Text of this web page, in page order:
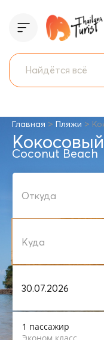
Главная>Пляжи>
Coconut Beach
1 пассажир
Эконом класс